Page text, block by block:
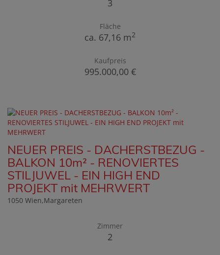
3
Fläche
ca. 67,16 m2
Kaufpreis
995.000,00 €
NEUER PREIS - DACHERSTBEZUG -
BALKON 10m² - RENOVIERTES
STILJUWEL - EIN HIGH END
PROJEKT mit MEHRWERT
1050 Wien,Margareten
Zimmer
2